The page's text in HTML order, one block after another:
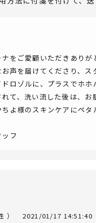
をご愛顧いただきありが
声を届けてくださり、ス
ロゾルに、プラスでホホ
て、洗い流した後は、
よ様のスキンケアにペタ
フ
） 2021/01/17 14:51:40